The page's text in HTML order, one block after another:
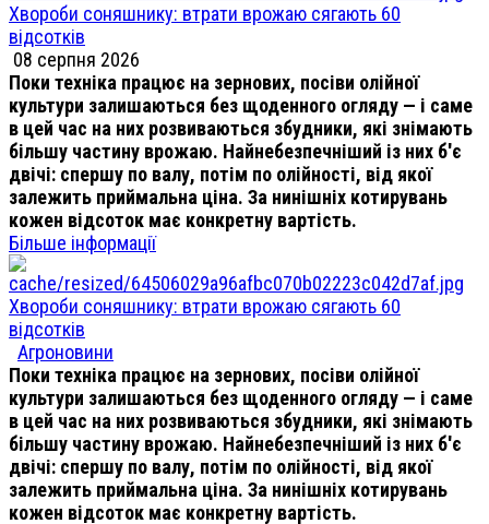
Хвороби соняшнику: втрати врожаю сягають 60
відсотків
08 серпня 2026
Поки техніка працює на зернових, посіви олійної
культури залишаються без щоденного огляду — і саме
в цей час на них розвиваються збудники, які знімають
більшу частину врожаю. Найнебезпечніший із них б'є
двічі: спершу по валу, потім по олійності, від якої
залежить приймальна ціна. За нинішніх котирувань
кожен відсоток має конкретну вартість.
Більше інформації
Хвороби соняшнику: втрати врожаю сягають 60
відсотків
Агроновини
Поки техніка працює на зернових, посіви олійної
культури залишаються без щоденного огляду — і саме
в цей час на них розвиваються збудники, які знімають
більшу частину врожаю. Найнебезпечніший із них б'є
двічі: спершу по валу, потім по олійності, від якої
залежить приймальна ціна. За нинішніх котирувань
кожен відсоток має конкретну вартість.